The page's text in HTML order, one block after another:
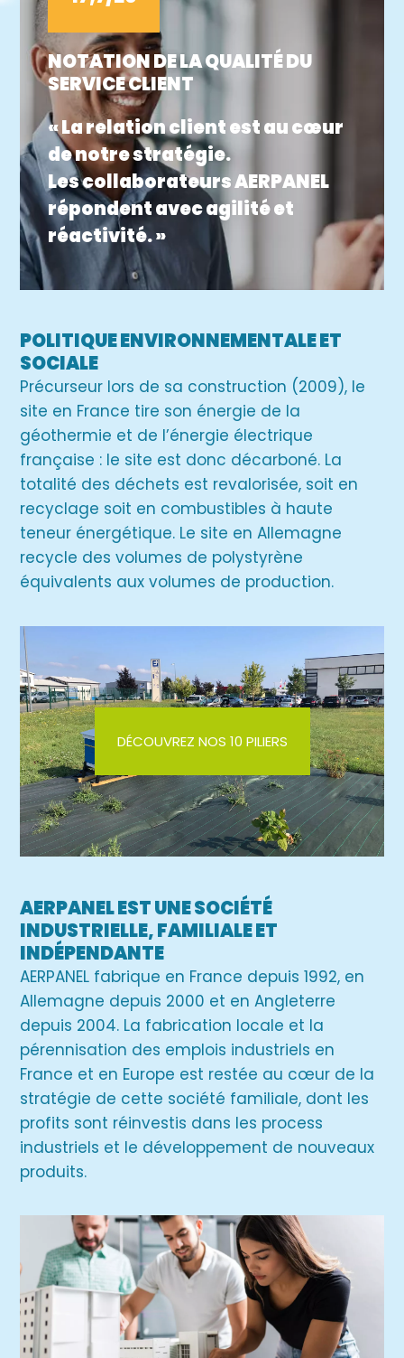
NOTATION DE LA QUALITÉ DU
SERVICE CLIENT
« La relation client est au cœur
de notre stratégie.
Les collaborateurs AERPANEL
répondent avec agilité et
réactivité. »
POLITIQUE ENVIRONNEMENTALE ET
SOCIALE
Précurseur lors de sa construction (2009), le
site en France tire son énergie de la
géothermie et de l’énergie électrique
française : le site est donc décarboné. La
totalité des déchets est revalorisée, soit en
recyclage soit en combustibles à haute
teneur énergétique. Le site en Allemagne
recycle des volumes de polystyrène
équivalents aux volumes de production.
DÉCOUVREZ NOS 10 PILIERS
AERPANEL EST UNE SOCIÉTÉ
INDUSTRIELLE, FAMILIALE ET
INDÉPENDANTE
AERPANEL fabrique en France depuis 1992, en
Allemagne depuis 2000 et en Angleterre
depuis 2004. La fabrication locale et la
pérennisation des emplois industriels en
France et en Europe est restée au cœur de la
stratégie de cette société familiale, dont les
profits sont réinvestis dans les process
industriels et le développement de nouveaux
produits.